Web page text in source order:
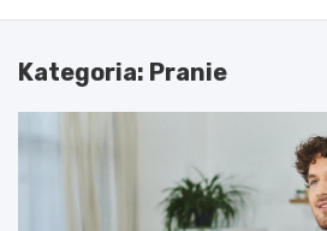
Kategoria: Pranie